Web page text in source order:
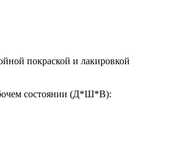
покраской и лакировкой
состоянии (Д*Ш*В):